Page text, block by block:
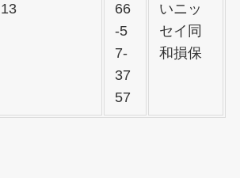
13
66
-5
7-
37
57
いニッ
セイ同
和損保